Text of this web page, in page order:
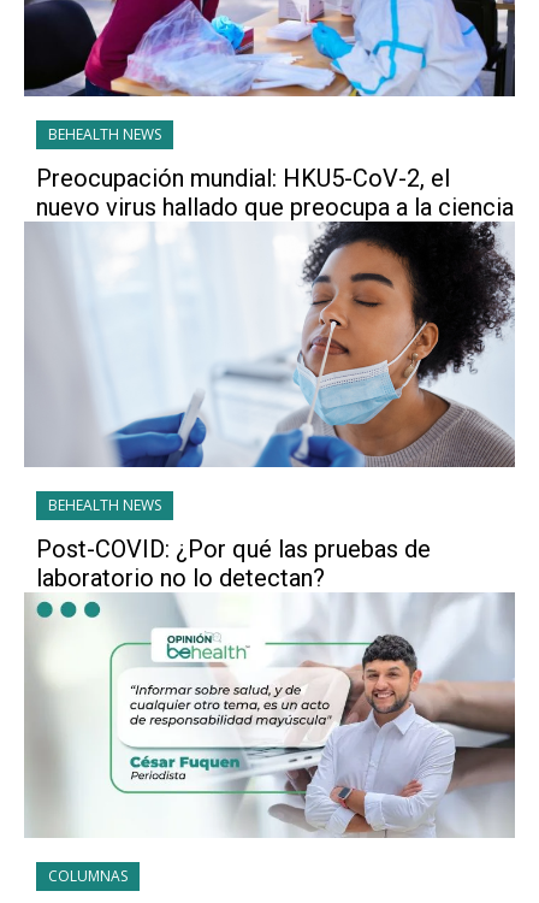
BEHEALTH NEWS
Preocupación mundial: HKU5-CoV-2, el
nuevo virus hallado que preocupa a la ciencia
BEHEALTH NEWS
Post-COVID: ¿Por qué las pruebas de
laboratorio no lo detectan?
COLUMNAS